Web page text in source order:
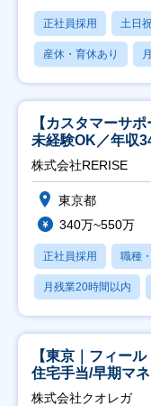
正社員採用 土日
産休・育休あり
【カスタマーサ
未経験OK／年収
株式会社RERISE
東京都
340万~550万
正社員採用 職種
月残業20時間以内
【東京｜フィー
住宅手当/早期マ
株式会社クオレガ